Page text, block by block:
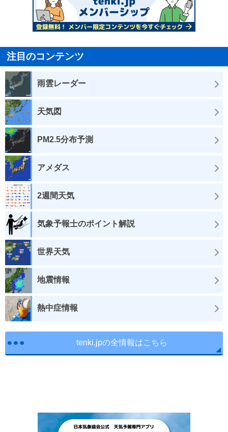
注目のコンテンツ
雨雲レーダー
天気図
PM2.5分布予測
アメダス
2週間天気
気象予報士のポイント解説
世界天気
地震情報
熱中症情報
tenki.jpの全情報はこちら